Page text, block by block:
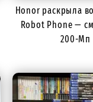
Honor раскрыла
Robot Phone —
200-Мп